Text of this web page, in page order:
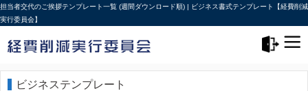
担当者交代のご挨拶テンプレート一覧 (週間ダウンロード順) | ビジネス書式テンプレート【経費削減
実行委員会】
ビジネステンプレート